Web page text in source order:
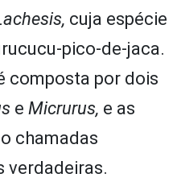
cuja espécie
pico-de-jaca.
composta por dois
e Micrurus, e as
chamadas
verdadeiras.